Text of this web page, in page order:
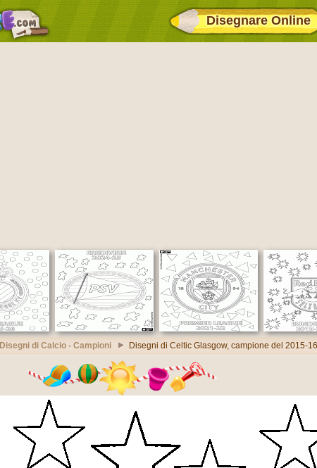
Disegnare Online
Disegni di Calcio - Campioni Disegni di Celtic Glasgow, campione del 2015-16